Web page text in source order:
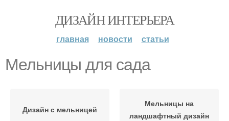
ДИЗАЙН ИНТЕРЬЕРА
главная новости статьи
Мельницы для сада
Дизайн с мельницей
Мельницы на
ландшафтный дизайн